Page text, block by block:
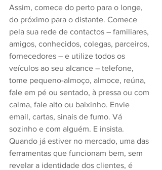
Assim, comece do perto para o longe,
do próximo para o distante. Comece
pela sua rede de contactos – familiares,
amigos, conhecidos, colegas, parceiros,
fornecedores – e utilize todos os
veículos ao seu alcance – telefone,
tome pequeno-almoço, almoce, reúna,
fale em pé ou sentado, à pressa ou com
calma, fale alto ou baixinho. Envie
email, cartas, sinais de fumo. Vá
sozinho e com alguém. E insista.
Quando já estiver no mercado, uma das
ferramentas que funcionam bem, sem
revelar a identidade dos clientes, é